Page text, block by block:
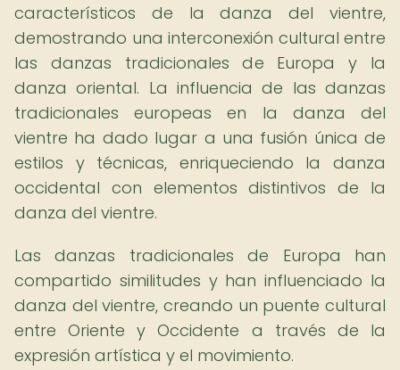
característicos de la danza del vientre,
demostrando una interconexión cultural entre
las danzas tradicionales de Europa y la
danza oriental. La influencia de las danzas
tradicionales europeas en la danza del
vientre ha dado lugar a una fusión única de
estilos y técnicas, enriqueciendo la danza
occidental con elementos distintivos de la
danza del vientre.
Las danzas tradicionales de Europa han
compartido similitudes y han influenciado la
danza del vientre, creando un puente cultural
entre Oriente y Occidente a través de la
expresión artística y el movimiento.